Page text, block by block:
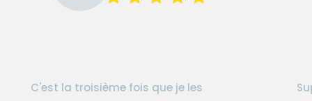
C'est la troisième fois que je les